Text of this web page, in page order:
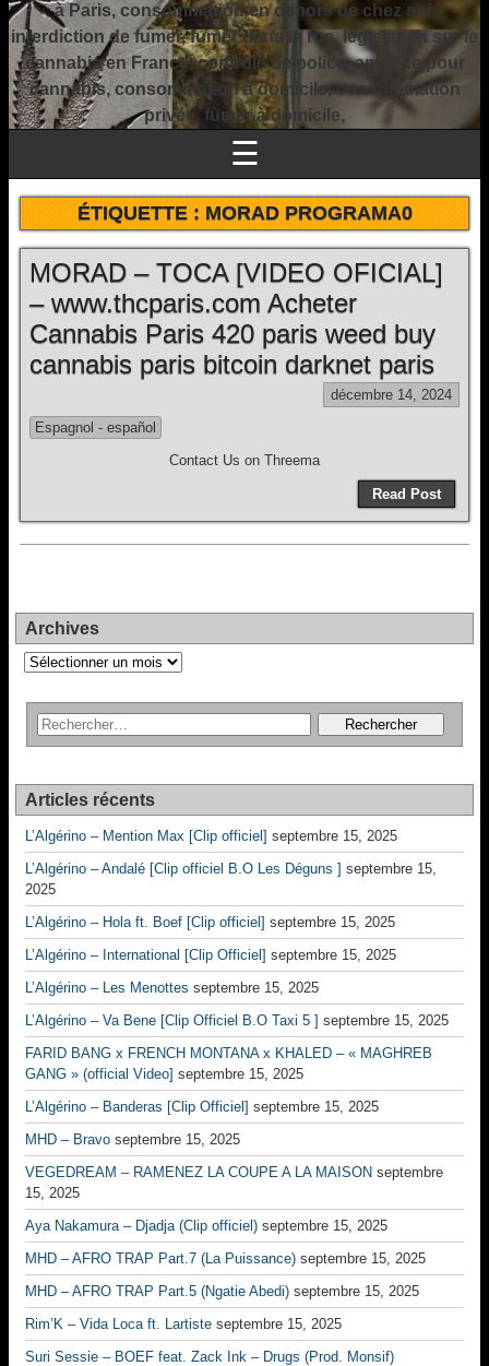
à Paris, consommation en dehors de chez soi,
interdiction de fumer, fumer dans la rue, législation sur le
cannabis en France, contrôle de police, amende pour
cannabis, consommation à domicile, consommation
privée, fumer à domicile,
☰
ÉTIQUETTE :MORAD PROGRAMA0
MORAD – TOCA [VIDEO OFICIAL]
– www.thcparis.com Acheter
Cannabis Paris 420 paris weed buy
cannabis paris bitcoin darknet paris
décembre 14, 2024
Espagnol - español
Contact Us on Threema
Read Post
Archives
Archives
Articles récents
L’Algérino – Mention Max [Clip officiel] septembre 15, 2025
L’Algérino – Andalé [Clip officiel B.O Les Déguns ] septembre 15,
2025
L’Algérino – Hola ft. Boef [Clip officiel] septembre 15, 2025
L’Algérino – International [Clip Officiel] septembre 15, 2025
L’Algérino – Les Menottes septembre 15, 2025
L’Algérino – Va Bene [Clip Officiel B.O Taxi 5 ] septembre 15, 2025
FARID BANG x FRENCH MONTANA x KHALED – « MAGHREB
GANG » (official Video] septembre 15, 2025
L’Algérino – Banderas [Clip Officiel] septembre 15, 2025
MHD – Bravo septembre 15, 2025
VEGEDREAM – RAMENEZ LA COUPE A LA MAISON septembre
15, 2025
Aya Nakamura – Djadja (Clip officiel) septembre 15, 2025
MHD – AFRO TRAP Part.7 (La Puissance) septembre 15, 2025
MHD – AFRO TRAP Part.5 (Ngatie Abedi) septembre 15, 2025
Rim’K – Vida Loca ft. Lartiste septembre 15, 2025
Suri Sessie – BOEF feat. Zack Ink – Drugs (Prod. Monsif)